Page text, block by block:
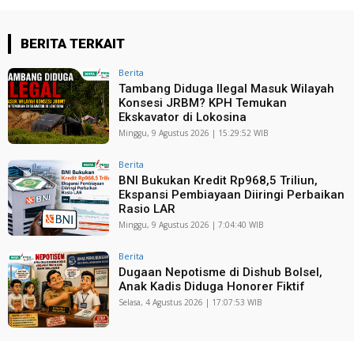
BERITA TERKAIT
Berita
Tambang Diduga Ilegal Masuk Wilayah
Konsesi JRBM? KPH Temukan
Ekskavator di Lokosina
Minggu, 9 Agustus 2026 | 15:29:52 WIB
Berita
BNI Bukukan Kredit Rp968,5 Triliun,
Ekspansi Pembiayaan Diiringi Perbaikan
Rasio LAR
Minggu, 9 Agustus 2026 | 7:04:40 WIB
Berita
Dugaan Nepotisme di Dishub Bolsel,
Anak Kadis Diduga Honorer Fiktif
Selasa, 4 Agustus 2026 | 17:07:53 WIB